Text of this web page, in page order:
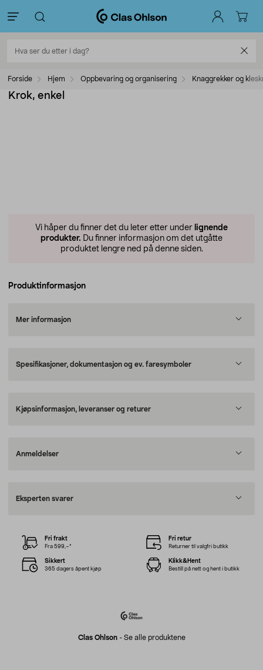
Forside Hjem Oppbevaring og organisering Knaggrekker og
Krok, enkel
Vi håper du finner det du leter etter under lignende
produkter. Du finner informasjon om det utgåtte
produktet lengre ned på denne siden.
Produktinformasjon
Mer informasjon
Spesifikasjoner, dokumentasjon og ev. faresymboler
Kjøpsinformasjon, leveranser og returer
Anmeldelser
Eksperten svarer
Clas Ohlson- Se alle produktene
Fri frakt
Fra 599,–*
Fri retur
Returner til valgfri butikk
Sikkert
365 dagers åpent kjøp
Klikk&Hent
Bestill på nett og hent i butikk